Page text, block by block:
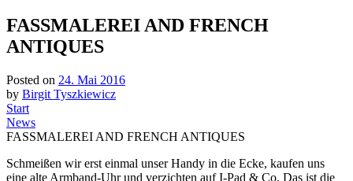
FASSMALEREI AND FRENCH
ANTIQUES
Posted on 24. Mai 2016
by Birgit Tyszkiewicz
Start
News
FASSMALEREI AND FRENCH ANTIQUES
Schmeißen wir erst einmal unser Handy in die Ecke, kaufen uns
eine alte Armband-Uhr und verzichten auf I-Pad & Co. Das ist die